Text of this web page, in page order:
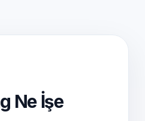
Ne İşe